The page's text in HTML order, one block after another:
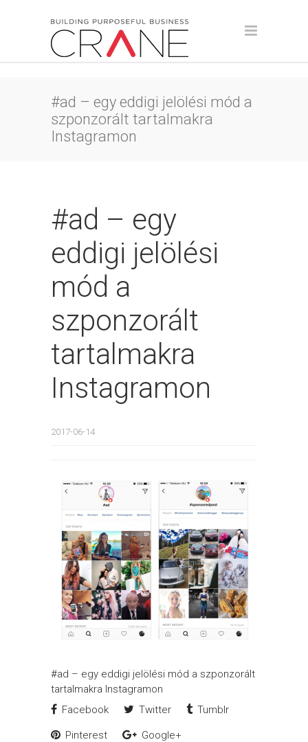
#ad – egy eddigi jelölési mód a
szponzorált tartalmakra
Instagramon
#ad – egy
eddigi jelölési
mód a
szponzorált
tartalmakra
Instagramon
2017-06-14
#ad – egy eddigi jelölési mód a szponzorált
tartalmakra Instagramon
Facebook
Twitter Tumblr
Pinterest Google+